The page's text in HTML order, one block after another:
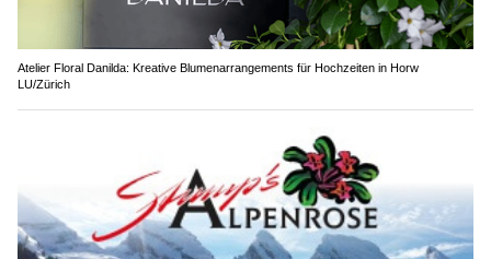
Atelier Floral Danilda: Kreative Blumenarrangements für Hochzeiten in Horw
LU/Zürich